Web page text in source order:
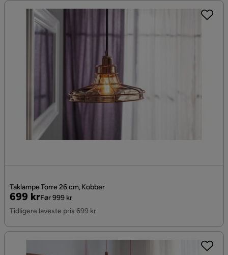
Taklampe Torre 26 cm, Kobber
Pris
699 kr
Original
Pris
Før 999 kr
Tidligere laveste pris 699 kr